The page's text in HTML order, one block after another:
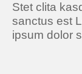
Stet clita
sanctus est
ipsum dolor